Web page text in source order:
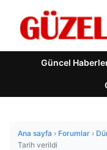
Güncel
Ana sayfa › Forumlar ›
Tarih verildi